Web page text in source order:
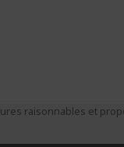
raisonnables et